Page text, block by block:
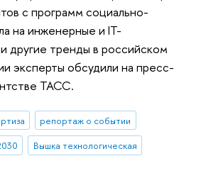
с программ социально-
на инженерные и IT-
другие тренды в российском
эксперты обсудили на пресс-
ТАСС.
репортаж о событии
Вышка технологическая